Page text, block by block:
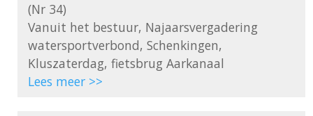
(Nr 34)
Vanuit het bestuur, Najaarsvergadering
watersportverbond, Schenkingen,
Lees meer >>